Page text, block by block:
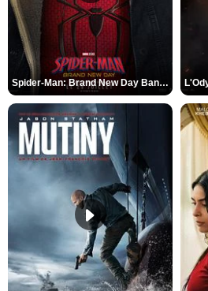
Spider-Man: Brand New Day Bande-annonce VO STFR